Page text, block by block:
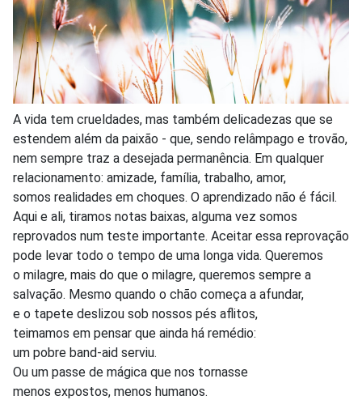
A vida tem crueldades, mas também delicadezas que se
estendem além da paixão - que, sendo relâmpago e trovão,
nem sempre traz a desejada permanência. Em qualquer
relacionamento: amizade, família, trabalho, amor,
somos realidades em choques. O aprendizado não é fácil.
Aqui e ali, tiramos notas baixas, alguma vez somos
reprovados num teste importante. Aceitar essa reprovação
pode levar todo o tempo de uma longa vida. Queremos
o milagre, mais do que o milagre, queremos sempre a
salvação. Mesmo quando o chão começa a afundar,
e o tapete deslizou sob nossos pés aflitos,
teimamos em pensar que ainda há remédio:
um pobre band-aid serviu.
Ou um passe de mágica que nos tornasse
menos expostos, menos humanos.